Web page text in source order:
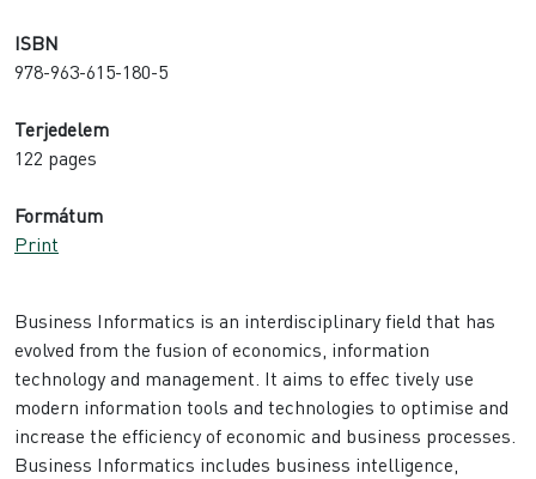
ISBN
978-963-615-180-5
Terjedelem
122 pages
Formátum
Print
Business Informatics is an interdisciplinary field that has
evolved from the fusion of economics, information
technology and management. It aims to effec tively use
modern information tools and technologies to optimise and
increase the efficiency of economic and business processes.
Business Informatics includes business intelligence,